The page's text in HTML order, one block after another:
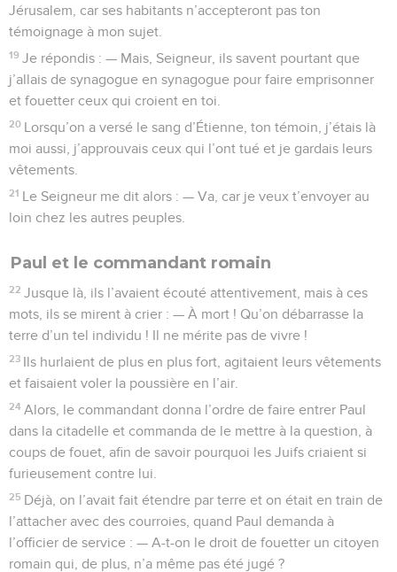
Jérusalem, car ses habitants n’accepteront pas ton
témoignage à mon sujet.
19 Je répondis : — Mais, Seigneur, ils savent pourtant que
j’allais de synagogue en synagogue pour faire emprisonner
et fouetter ceux qui croient en toi.
20 Lorsqu’on a versé le sang d’Étienne, ton témoin, j’étais là
moi aussi, j’approuvais ceux qui l’ont tué et je gardais leurs
vêtements.
21 Le Seigneur me dit alors : — Va, car je veux t’envoyer au
loin chez les autres peuples.
Paul et le commandant romain
22 Jusque là, ils l’avaient écouté attentivement, mais à ces
mots, ils se mirent à crier : — À mort ! Qu’on débarrasse la
terre d’un tel individu ! Il ne mérite pas de vivre !
23 Ils hurlaient de plus en plus fort, agitaient leurs vêtements
et faisaient voler la poussière en l’air.
24 Alors, le commandant donna l’ordre de faire entrer Paul
dans la citadelle et commanda de le mettre à la question, à
coups de fouet, afin de savoir pourquoi les Juifs criaient si
furieusement contre lui.
25 Déjà, on l’avait fait étendre par terre et on était en train de
l’attacher avec des courroies, quand Paul demanda à
l’officier de service : — A-t-on le droit de fouetter un citoyen
romain qui, de plus, n’a même pas été jugé ?